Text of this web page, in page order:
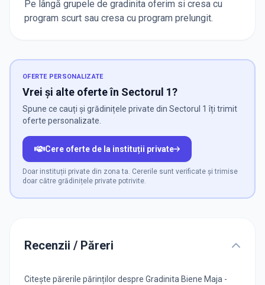
Pe lângă grupele de gradinita oferim si cresa cu
program scurt sau cresa cu program prelungit.
OFERTE PERSONALIZATE
Vrei și alte oferte în Sectorul 1?
Spune ce cauți și grădinițele private din Sectorul 1 îți trimit
oferte personalizate.
Cere oferte de la instituții private
Doar instituții private din zona ta. Cererile sunt verificate și trimise
doar către grădinițele private potrivite.
Recenzii / Păreri
Citește părerile părinților despre Gradinita Biene Maja -